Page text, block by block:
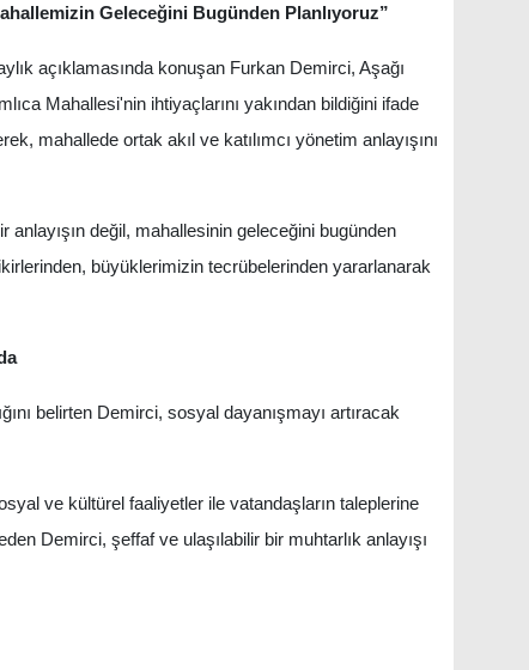
Geleceğini Bugünden Planlıyoruz”
açıklamasında konuşan Furkan Demirci, Aşağı
Mahallesi'nin ihtiyaçlarını yakından bildiğini ifade
mahallede ortak akıl ve katılımcı yönetim anlayışını
değil, mahallesinin geleceğini bugünden
büyüklerimizin tecrübelerinden yararlanarak
belirten Demirci, sosyal dayanışmayı artıracak
ve kültürel faaliyetler ile vatandaşların taleplerine
Demirci, şeffaf ve ulaşılabilir bir muhtarlık anlayışı